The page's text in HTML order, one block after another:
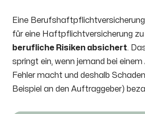
Eine
für eine Haftpflichtversicherung zu
berufliche Risiken absichert.
springt ein, wenn jemand bei
Fehler macht und deshalb
Beispiel an den Auftraggeber)